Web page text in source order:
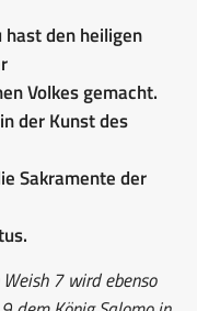
den heiligen
Volkes gemacht.
der Kunst des
Sakramente der
7 wird ebenso